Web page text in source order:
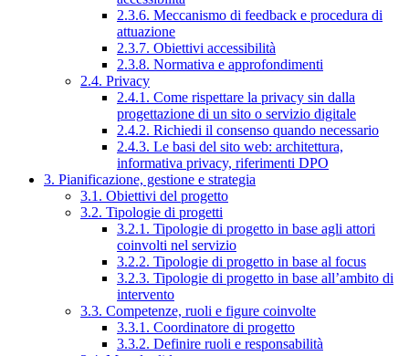
2.3.6. Meccanismo di feedback e procedura di
attuazione
2.3.7. Obiettivi accessibilità
2.3.8. Normativa e approfondimenti
2.4. Privacy
2.4.1. Come rispettare la privacy sin dalla
progettazione di un sito o servizio digitale
2.4.2. Richiedi il consenso quando necessario
2.4.3. Le basi del sito web: architettura,
informativa privacy, riferimenti DPO
3. Pianificazione, gestione e strategia
3.1. Obiettivi del progetto
3.2. Tipologie di progetti
3.2.1. Tipologie di progetto in base agli attori
coinvolti nel servizio
3.2.2. Tipologie di progetto in base al focus
3.2.3. Tipologie di progetto in base all’ambito di
intervento
3.3. Competenze, ruoli e figure coinvolte
3.3.1. Coordinatore di progetto
3.3.2. Definire ruoli e responsabilità